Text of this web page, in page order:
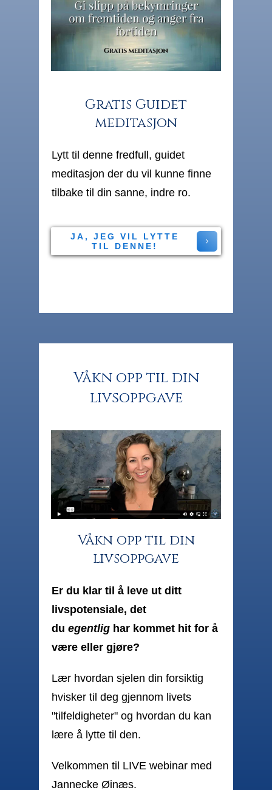
Gratis Guidet
meditasjon
Lytt til denne fredfull, guidet
meditasjon der du vil kunne finne
tilbake til din sanne, indre ro.
JA, JEG VIL LYTTE
TIL DENNE!
Våkn opp til din
livsoppgave
Våkn opp til din
livsoppgave
Er du klar til å leve ut ditt
livspotensiale, det
du egentlig har kommet hit for å
være eller gjøre?
Lær hvordan sjelen din forsiktig
hvisker til deg gjennom livets
"tilfeldigheter" og hvordan du kan
lære å lytte til den.
Velkommen til LIVE webinar med
Jannecke Øinæs.